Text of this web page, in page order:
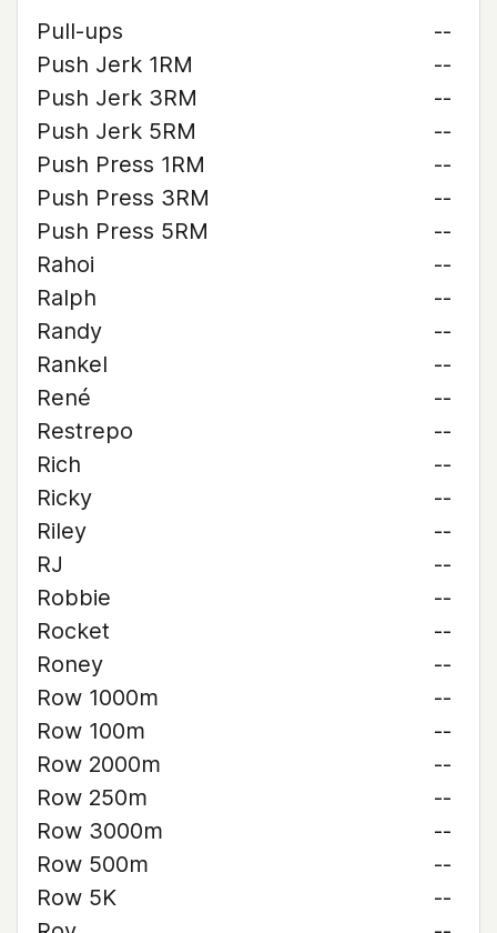
Pull-ups
--
Push Jerk 1RM
--
Push Jerk 3RM
--
Push Jerk 5RM
--
Push Press 1RM
--
Push Press 3RM
--
Push Press 5RM
--
Rahoi
--
Ralph
--
Randy
--
Rankel
--
René
--
Restrepo
--
Rich
--
Ricky
--
Riley
--
RJ
--
Robbie
--
Rocket
--
Roney
--
Row 1000m
--
Row 100m
--
Row 2000m
--
Row 250m
--
Row 3000m
--
Row 500m
--
Row 5K
--